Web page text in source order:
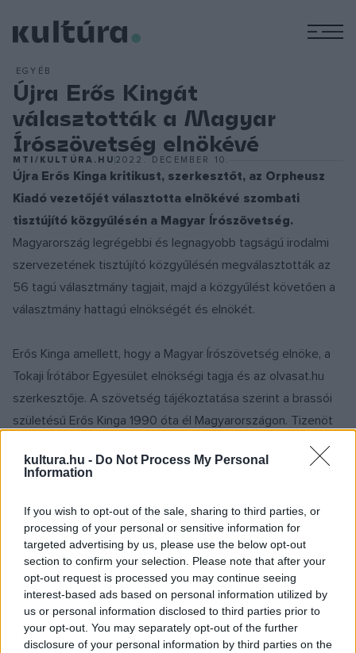
kultura.hu - Do Not Process My Personal
Information
If you wish to opt-out of the sale, sharing to third parties, or
processing of your personal or sensitive information for
targeted advertising by us, please use the below opt-out
section to confirm your selection. Please note that after your
opt-out request is processed you may continue seeing
interest-based ads based on personal information utilized by
us or personal information disclosed to third parties prior to
your opt-out. You may separately opt-out of the further
disclosure of your personal information by third parties on the
EGYÉB
Újra Erős Kingát
választották a Magyar
Írószövetség elnökévé
MTI/KULTÚRA.HU 2022. DECEMBER 10.
Újra Erős Kinga kritikust, szerkesztőt, az Orpheusz
Kiadó vezetőjét választotta elnökévé szombati
tisztújító közgyűlésén a Magyar Írószövetség.
Magyarország legrégebbi és legnagyobb tagságú irodalmi
szervezetének tisztújító közgyűlésén megválasztották az
56 tagú választmány tagjait, majd a közgyűlést követően a
választmány hattagú elnökségét és elnökét.
Erős Kinga amellett, hogy a Magyar Írószövetség elnöke, a
Tokaji Írótábor Egyesület elnökségi tagja és az olvasat.hu
szerkesztője. A szövetség tájékoztatása szerint a brassói
születésű Erős Kinga 1990 óta él Magyarországon. Tizenöt
éve publikál hazai és határon túli folyóiratokban, irodalmi
esszéit lengyel és bolgár nyelvre fordították. A
Magyar
2010 között, valamint a Magyar Irodalom Zsebkönyvtára
sorozatszerkesztőjeként is dolgozott. Ugyanebben az
időszakban a
Kritikai Füzetek
könyvsorozatát is
szerkesztette, mely a fiatal kritikusok első
kötetmegjelenését szolgálta.
Ekler Andreával közösen 2009-ben állították össze a